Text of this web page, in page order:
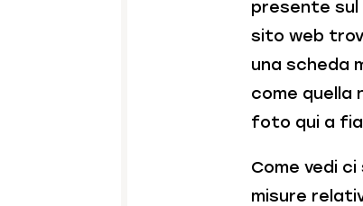
presente
sito web
una scheda
come quella
foto qui a
Come vedi ci
misure